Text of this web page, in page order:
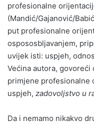
profesionalne
(Mandić/Gajanović/
put profesionalne
ospososbljavanjem,
uvijek isti: uspjeh,
Većina autora,
primjene profesionalne
uspjeh, zadovoljstvo u
Da i nemamo nikakvo